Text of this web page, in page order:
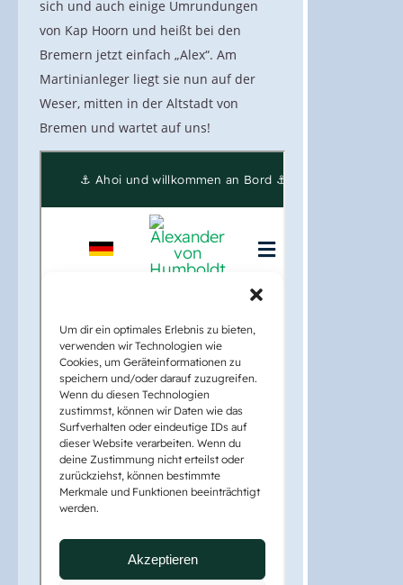
sich und auch einige Umrundungen
von Kap Hoorn und heißt bei den
Bremern jetzt einfach „Alex“. Am
Martinianleger liegt sie nun auf der
Weser, mitten in der Altstadt von
Bremen und wartet auf uns!